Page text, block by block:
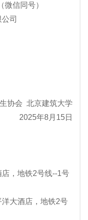
信同号）
司
协会 北京建筑大学
2025年8月 15日
，地铁2号线--1号
大酒店，地铁2号